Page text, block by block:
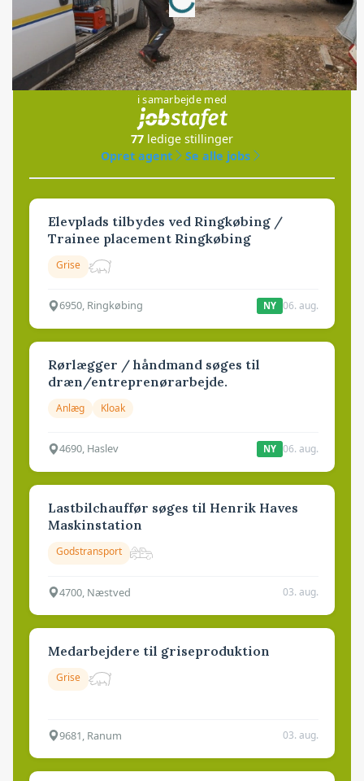
Jobs
i samarbejde med
77 ledige stillinger
Opret agent
Se alle jobs
Elevplads tilbydes ved Ringkøbing /
Trainee placement Ringkøbing
Grise
6950, Ringkøbing NY 06. aug.
Rørlægger / håndmand søges til
dræn/entreprenørarbejde.
Anlæg Kloak
4690, Haslev NY 06. aug.
Lastbilchauffør søges til Henrik Haves
Maskinstation
Godstransport
4700, Næstved 03. aug.
Medarbejdere til griseproduktion
Grise
9681, Ranum 03. aug.